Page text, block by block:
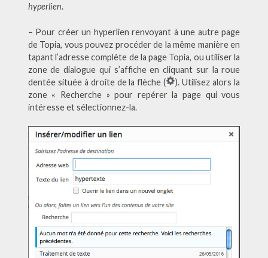
hyperlien.
– Pour créer un hyperlien renvoyant à une autre page
de Topia, vous pouvez procéder de la même manière en
tapant l’adresse complète de la page Topia, ou utiliser la
zone de dialogue qui s’affiche en cliquant sur la roue
dentée située à droite de la flèche (
). Utilisez alors la
zone « Recherche » pour repérer la page qui vous
intéresse et sélectionnez-la.